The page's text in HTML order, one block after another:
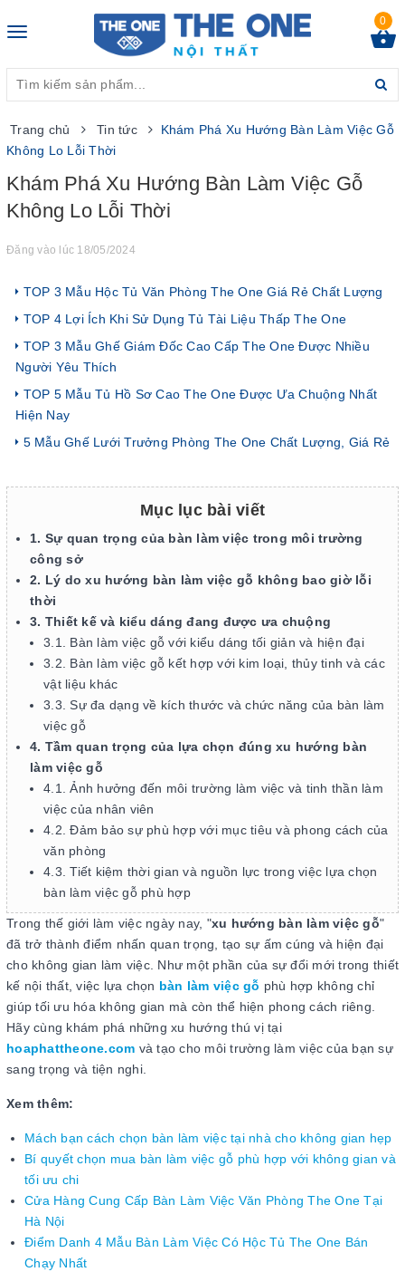
Toggle
0
Trang chủ Tin tức
Khám Phá Xu Hướng Bàn Làm Việc Gỗ
Không Lo Lỗi Thời
Khám Phá Xu Hướng Bàn Làm Việc Gỗ
Không Lo Lỗi Thời
Đăng vào lúc 18/05/2024
TOP 3 Mẫu Hộc Tủ Văn Phòng The One Giá Rẻ Chất Lượng
TOP 4 Lợi Ích Khi Sử Dụng Tủ Tài Liệu Thấp The One
TOP 3 Mẫu Ghế Giám Đốc Cao Cấp The One Được Nhiều
Người Yêu Thích
TOP 5 Mẫu Tủ Hồ Sơ Cao The One Được Ưa Chuộng Nhất
Hiện Nay
5 Mẫu Ghế Lưới Trưởng Phòng The One Chất Lượng, Giá Rẻ
Mục lục bài viết
1. Sự quan trọng của bàn làm việc trong môi trường
công sở
2. Lý do xu hướng bàn làm việc gỗ không bao giờ lỗi
thời
3. Thiết kế và kiểu dáng đang được ưa chuộng
3.1. Bàn làm việc gỗ với kiểu dáng tối giản và hiện đại
3.2. Bàn làm việc gỗ kết hợp với kim loại, thủy tinh và các
vật liệu khác
3.3. Sự đa dạng về kích thước và chức năng của bàn làm
việc gỗ
4. Tầm quan trọng của lựa chọn đúng xu hướng bàn
làm việc gỗ
4.1. Ảnh hưởng đến môi trường làm việc và tinh thần làm
việc của nhân viên
4.2. Đảm bảo sự phù hợp với mục tiêu và phong cách của
văn phòng
4.3. Tiết kiệm thời gian và nguồn lực trong việc lựa chọn
bàn làm việc gỗ phù hợp
Trong thế giới làm việc ngày nay, "xu hướng bàn làm việc gỗ"
đã trở thành điểm nhấn quan trọng, tạo sự ấm cúng và hiện đại
cho không gian làm việc. Như một phần của sự đổi mới trong thiết
kế nội thất, việc lựa chọn bàn làm việc gỗ phù hợp không chỉ
giúp tối ưu hóa không gian mà còn thể hiện phong cách riêng.
Hãy cùng khám phá những xu hướng thú vị tại
hoaphattheone.com và tạo cho môi trường làm việc của bạn sự
sang trọng và tiện nghi.
Xem thêm:
Mách bạn cách chọn bàn làm việc tại nhà cho không gian hẹp
Bí quyết chọn mua bàn làm việc gỗ phù hợp với không gian và
tối ưu chi
Cửa Hàng Cung Cấp Bàn Làm Việc Văn Phòng The One Tại
Hà Nội
Điểm Danh 4 Mẫu Bàn Làm Việc Có Hộc Tủ The One Bán
Chạy Nhất